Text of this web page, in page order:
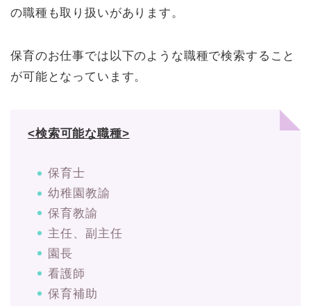
の職種も取り扱いがあります。
保育のお仕事では以下のような職種で検索すること
が可能となっています。
<検索可能な職種>
保育士
幼稚園教諭
保育教諭
主任、副主任
園長
看護師
保育補助